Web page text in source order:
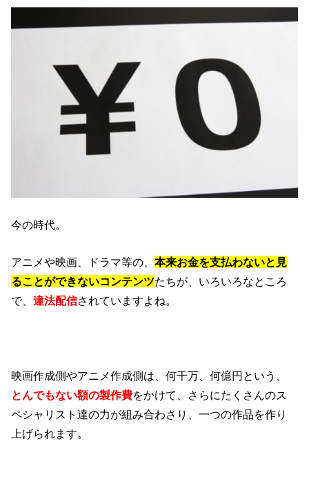
今の時代。
アニメや映画、ドラマ等の、本来お金を支払わないと見
ることができないコンテンツたちが、いろいろなところ
で、違法配信されていますよね。
映画作成側やアニメ作成側は、何千万、何億円という、
とんでもない額の製作費をかけて、さらにたくさんのス
ペシャリスト達の力が組み合わさり、一つの作品を作り
上げられます。